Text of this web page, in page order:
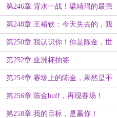
第246章 背水一战！梁靖琨的最强
一击！
第248章 王褚钦：今天失去的，我
一定会亲手夺回来
第250章 我认识你！你是陈金，世
界第一！
第252章 亚洲杯抽签
第254章 赛场上的陈金，果然是不
可战胜的！
第256章 陈金buff，再现赛场！
第258章 我的目标，是赢你！